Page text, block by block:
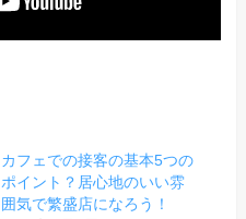
カフェでの接客の基本5つの
ポイント？居心地のいい雰
囲気で繁盛店になろう！